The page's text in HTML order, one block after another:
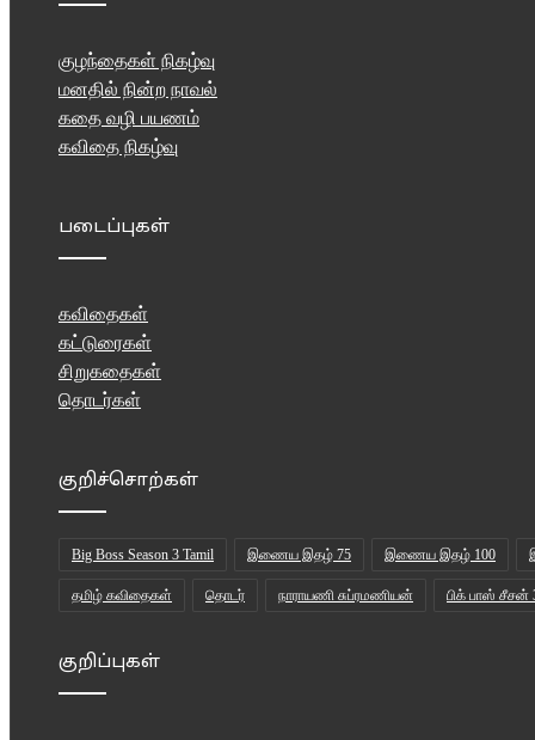
குழந்தைகள் நிகழ்வு
மனதில் நின்ற நாவல்
கதை வழி பயணம்
கவிதை நிகழ்வு
படைப்புகள்
கவிதைகள்
கட்டுரைகள்
சிறுகதைகள்
தொடர்கள்
குறிச்சொற்கள்
Big Boss Season 3 Tamil இணைய இதழ் 75 இணைய இதழ் 100
தமிழ் கவிதைகள் தொடர் நாராயணி சுப்ரமணியன் பிக் பாஸ் சீசன்
குறிப்புகள்